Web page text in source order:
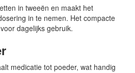
in tweeën en maakt het
in te nemen. Het compacte
dagelijks gebruik.
medicatie tot poeder, wat handig